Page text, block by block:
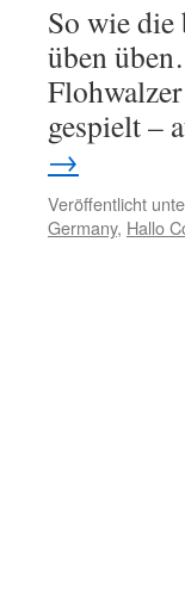
So wie die
üben
gespielt –
→
Veröffentlicht
Germany, Hallo